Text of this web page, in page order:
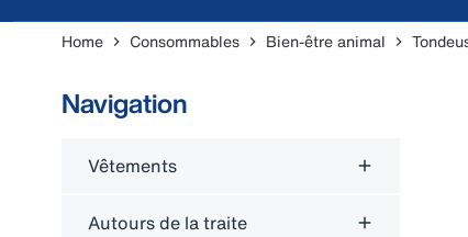
Home Consommables Bien-être animal
Navigation
Vêtements
Autours de la traite